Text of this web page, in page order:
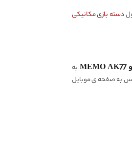
دسته بازی مکانیکی
به
لمس به صفحه ی موبایل